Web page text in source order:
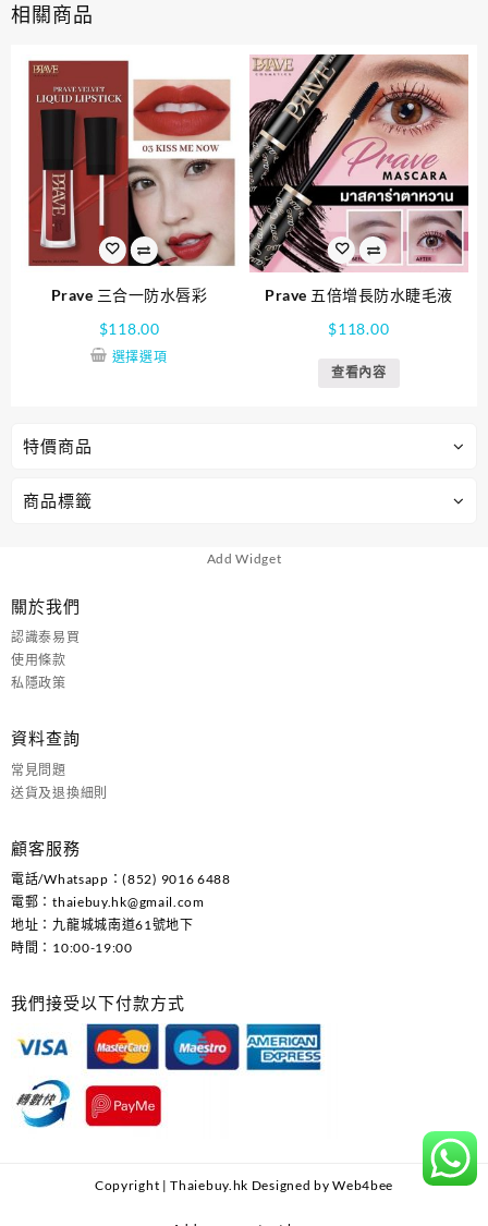
特價商品
商品標籤
相關商品
Prave 三合一防水唇彩
$118.00
選擇選項
Prave 五倍增長防水睫毛液
$118.00
查看內容
Add Widget
關於我們
認識泰易買
使用條款
私隱政策
資料查詢
常見問題
送貨及退換細則
顧客服務
電話/Whatsapp：(852) 9016 6488
電郵：thaiebuy.hk@gmail.com
地址：九龍城城南道61號地下
時間：10:00-19:00
我們接受以下付款方式
Copyright | Thaiebuy.hk Designed by Web4bee